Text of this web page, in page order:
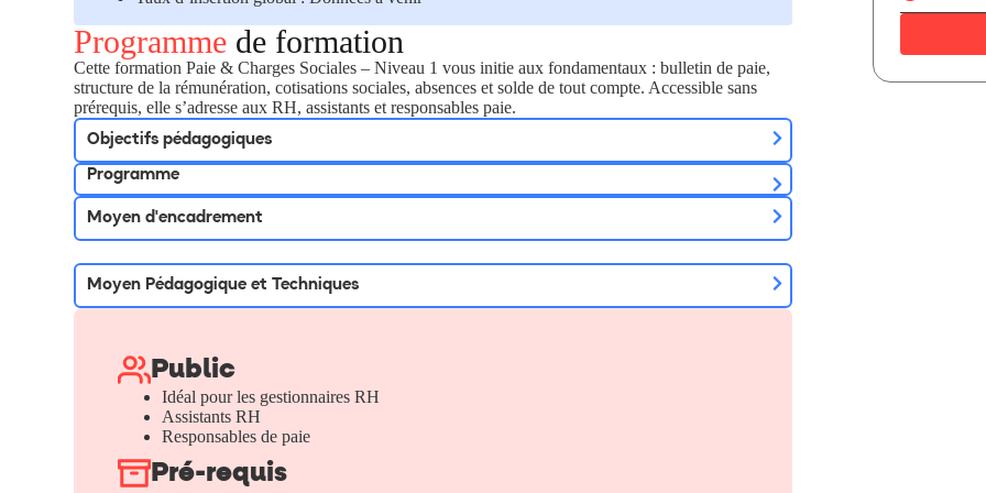
Programme de formation
Cette formation Paie & Charges Sociales – Niveau 1 vous initie aux fondamentaux : bulletin de paie,
structure de la rémunération, cotisations sociales, absences et solde de tout compte. Accessible sans
prérequis, elle s’adresse aux RH, assistants et responsables paie.
Objectifs pédagogiques
Programme
Moyen d'encadrement
Moyen Pédagogique et Techniques
Public
Idéal pour les gestionnaires RH
Assistants RH
Responsables de paie
Pré-requis